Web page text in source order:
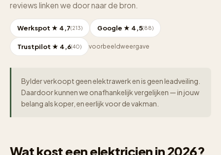
reviews linken we door naar de bron.
Werkspot ★ 4,7(213) Google ★ 4,5(88)
Trustpilot ★ 4,6(40) voorbeeldweergave
Bylder verkoopt geen elektrawerk en is geen leadveiling.
Daardoor kunnen we onafhankelijk vergelijken — in jouw
belang als koper, en eerlijk voor de vakman.
Wat kost een elektricien in 2026?